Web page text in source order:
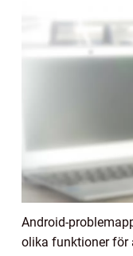
Android-
olika funktioner för